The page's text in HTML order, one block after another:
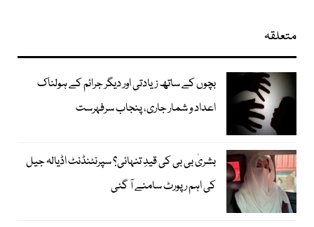
متعلقہ
بچوں کے ساتھ زیادتی اور دیگر جرائم کے ہولناک
اعداد و شمار جاری، پنجاب سرفہرست
بشریٰ بی بی کی قیدِ تنہائی؟ سپرنٹنڈنٹ اڈیالہ جیل
کی اہم رپورٹ سامنے آ گئی